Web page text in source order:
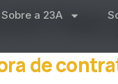
Sobre a 23Afree
de